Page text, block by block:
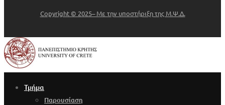
Copyright © 2025– Με την υποστήριξη της Μ.Ψ.Δ.
Τμήμα
Παρουσίαση